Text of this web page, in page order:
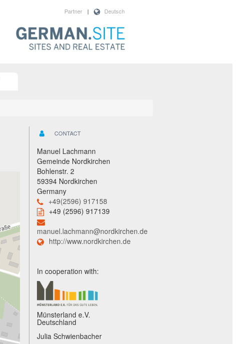
Deutsch
|
Partner
CONTACT
Manuel Lachmann
Gemeinde Nordkirchen
Bohlenstr. 2
59394 Nordkirchen
Germany
+49(2596) 917158
+49 (2596) 917139
manuel.lachmann@nordkirchen.de
http://www.nordkirchen.de
In cooperation with:
Münsterland e.V.
Deutschland
Julia Schwienbacher